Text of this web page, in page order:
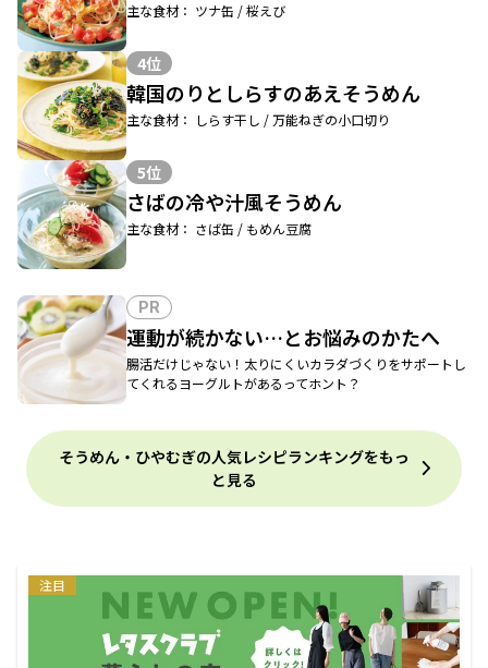
主な食材： ツナ缶 / 桜えび
4位
韓国のりとしらすのあえそうめん
主な食材： しらす干し / 万能ねぎの小口切り
5位
さばの冷や汁風そうめん
主な食材： さば缶 / もめん豆腐
PR
運動が続かない…とお悩みのかたへ
腸活だけじゃない！太りにくいカラダづくりをサポートし
てくれるヨーグルトがあるってホント？
そうめん・ひやむぎの人気レシピランキングをもっ
と見る
注目